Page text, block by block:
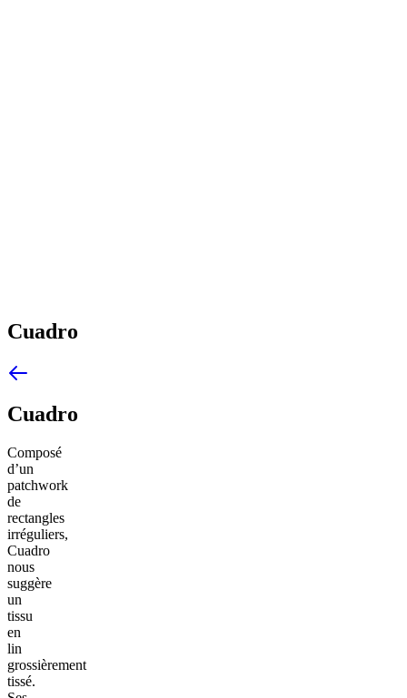
Cuadro
Cuadro
Composé
d’un
patchwork
de
rectangles
irréguliers,
Cuadro
nous
suggère
un
tissu
en
lin
grossièrement
tissé.